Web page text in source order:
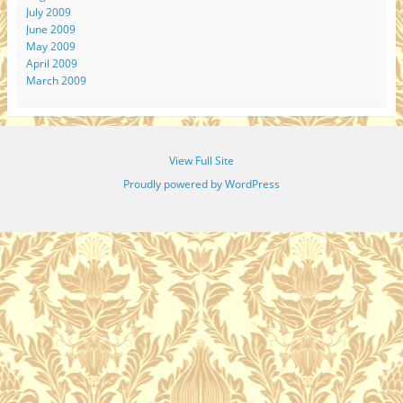
July 2009
June 2009
May 2009
April 2009
March 2009
View Full Site
Proudly powered by WordPress